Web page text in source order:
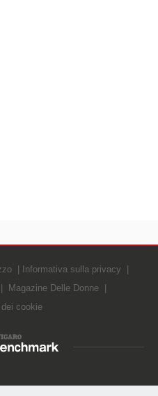
Informativa sulla privacy
Magazine Delle Donne
cookie